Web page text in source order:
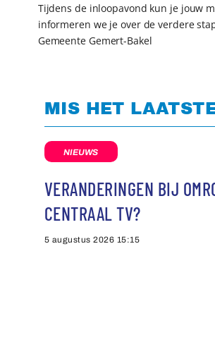
Tijdens de inloopavond kun je jouw
informeren we je over de verdere
Gemeente Gemert-Bakel
MIS HET
NIEUWS
VERANDERINGEN BIJ
CENTRAAL TV?
5 augustus 2026 15:15